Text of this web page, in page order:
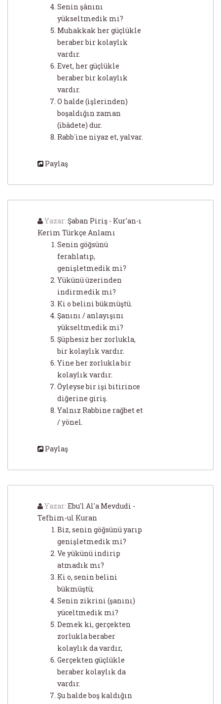
Senin şânını
yükseltmedik mi?
Muhakkak her güçlükle
beraber bir kolaylık
vardır.
Evet, her güçlükle
beraber bir kolaylık
vardır.
O halde (işlerinden)
boşaldığın zaman
(ibâdete) dur.
Rabb´ine niyaz et, yalvar.
Paylaş
Yazar: Şaban Piriş - Kur'an-ı
Kerim Türkçe Anlamı
Senin göğsünü
ferahlatıp,
genişletmedik mi?
Yükünü üzerinden
indirmedik mi?
Ki o belini bükmüştü.
Şanını / anlayışını
yükseltmedik mi?
Şüphesiz her zorlukla,
bir kolaylık vardır.
Yine her zorlukla bir
kolaylık vardır.
Öyleyse bir işi bitirince
diğerine giriş.
Yalnız Rabbine rağbet et
/ yönel.
Paylaş
Yazar: Ebu'l Al'a Mevdudi -
Tefhim-ul Kuran
Biz, senin göğsünü yarıp
genişletmedik mi?
Ve yükünü indirip
atmadık mı?
Ki o, senin belini
bükmüştü;
Senin zikrini (şanını)
yüceltmedik mi?
Demek ki, gerçekten
zorlukla beraber
kolaylık da vardır,
Gerçekten güçlükle
beraber kolaylık da
vardır.
Şu halde boş kaldığın